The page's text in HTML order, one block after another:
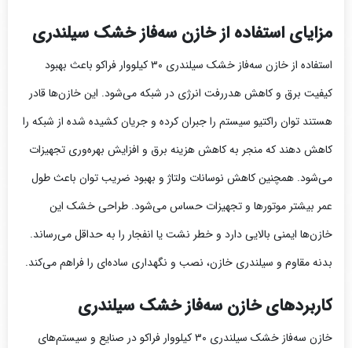
مزایای استفاده از خازن سه‌فاز خشک سیلندری
استفاده از خازن سه‌فاز خشک سیلندری ۳۰ کیلووار فراکو باعث بهبود
کیفیت برق و کاهش هدررفت انرژی در شبکه می‌شود. این خازن‌ها قادر
هستند توان راکتیو سیستم را جبران کرده و جریان کشیده شده از شبکه را
کاهش دهند که منجر به کاهش هزینه برق و افزایش بهره‌وری تجهیزات
می‌شود. همچنین کاهش نوسانات ولتاژ و بهبود ضریب توان باعث طول
عمر بیشتر موتورها و تجهیزات حساس می‌شود. طراحی خشک این
خازن‌ها ایمنی بالایی دارد و خطر نشت یا انفجار را به حداقل می‌رساند.
بدنه مقاوم و سیلندری خازن، نصب و نگهداری ساده‌ای را فراهم می‌کند.
کاربردهای خازن سه‌فاز خشک سیلندری
خازن سه‌فاز خشک سیلندری ۳۰ کیلووار فراکو در صنایع و سیستم‌های